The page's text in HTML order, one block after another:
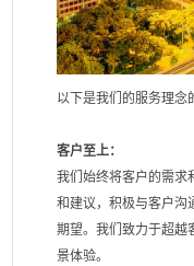
以下是我们的服务理念
客户至上：
我们始终将客户的需求
和建议，积极与客户沟
期望。我们致力于超越
景体验。